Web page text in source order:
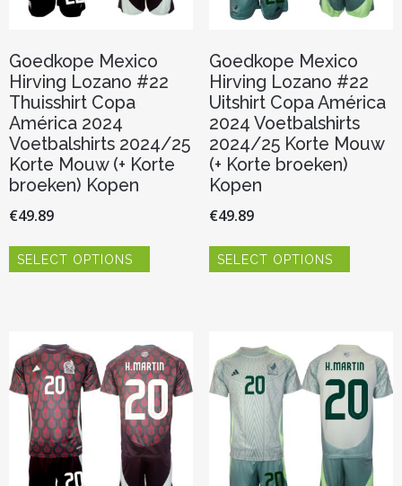
Goedkope Mexico
Hirving Lozano #22
Thuisshirt Copa
América 2024
Voetbalshirts 2024/25
Korte Mouw (+ Korte
broeken) Kopen
€49.89
SELECT OPTIONS
optie
kan
gekozen
worden
op
de
productpagina
Goedkope Mexico
Hirving Lozano #22
Uitshirt Copa América
2024 Voetbalshirts
2024/25 Korte Mouw
(+ Korte broeken)
Kopen
€49.89
SELECT OPTIONS
optie
kan
gekozen
worden
de